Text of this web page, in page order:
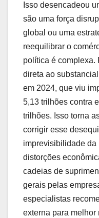
Isso desencadeou
são uma força
global ou uma
reequilibrar o
política é complexa.
direta ao
em 2024, que viu
5,13 trilhões contra
trilhões. Isso torna
corrigir esse
imprevisibilidade
distorções
cadeias de
gerais pelas
especialistas
externa para